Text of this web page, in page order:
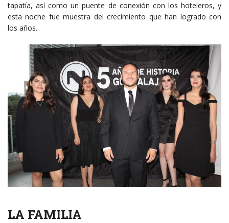
tapatía, así como un puente de conexión con los hoteleros, y
esta noche fue muestra del crecimiento que han logrado con
los años.
LA FAMILIA